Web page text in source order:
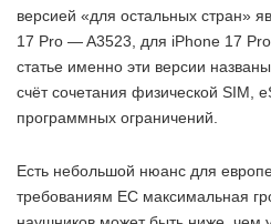
версией «для остальных стран»
17 Pro — A3523, для iPhone 17
статье именно эти версии
счёт сочетания физической SIM,
программных ограничений.
Есть небольшой нюанс для
требованиям ЕС максимальная